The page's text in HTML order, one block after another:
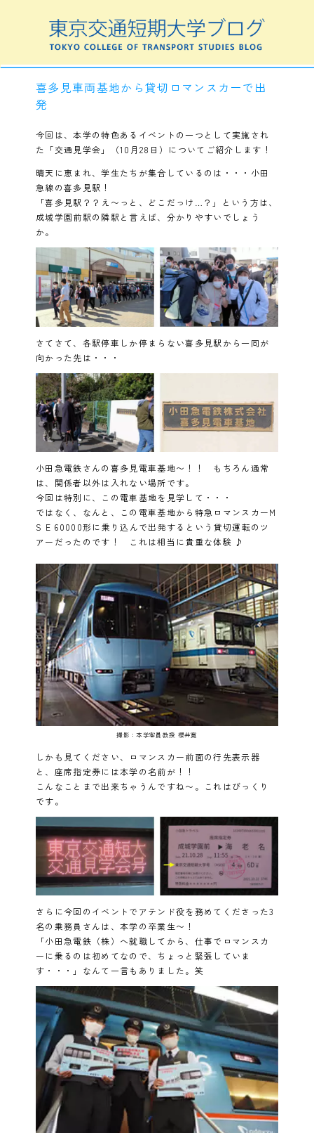
喜多見車両基地から貸切ロマンスカーで出
発
今回は、本学の特色あるイベントの一つとして実施され
た「交通見学会」（10月28日）についてご紹介します！
晴天に恵まれ、学生たちが集合しているのは・・・小田
急線の喜多見駅！
「喜多見駅？？え〜っと、どこだっけ…？」という方は、
成城学園前駅の隣駅と言えば、分かりやすいでしょう
か。
さてさて、各駅停車しか停まらない喜多見駅から一同が
向かった先は・・・
小田急電鉄さんの喜多見電車基地〜！！ もちろん通常
は、関係者以外は入れない場所です。
今回は特別に、この電車基地を見学して・・・
ではなく、なんと、この電車基地から特急ロマンスカーM
S E 60000形に乗り込んで出発するという貸切運転のツ
アーだったのです！ これは相当に貴重な体験 ♪
撮影：本学客員教授 櫻井寛
しかも見てください、ロマンスカー前面の行先表示器
と、座席指定券には本学の名前が！！
こんなことまで出来ちゃうんですね〜。これはびっくり
です。
さらに今回のイベントでアテンド役を務めてくださった3
名の乗務員さんは、本学の卒業生〜！
「小田急電鉄（株）へ就職してから、仕事でロマンスカ
ーに乗るのは初めてなので、ちょっと緊張していま
す・・・」なんて一言もありました。笑